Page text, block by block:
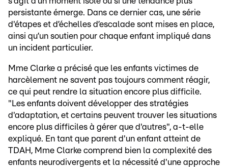
persistante émerge. Dans ce dernier cas, une série
d'étapes et d’échelles d’escalade sont mises en place,
ainsi qu’un soutien pour chaque enfant impliqué dans
un incident particulier.
Mme Clarke a précisé que les enfants victimes de
harcèlement ne savent pas toujours comment réagir,
ce qui peut rendre la situation encore plus difficile.
"Les enfants doivent développer des stratégies
d'adaptation, et certains peuvent trouver les situations
encore plus difficiles à gérer que d'autres", a-t-elle
expliqué. En tant que parent d'un enfant atteint de
TDAH, Mme Clarke comprend bien la complexité des
enfants neurodivergents et la nécessité d'une approche